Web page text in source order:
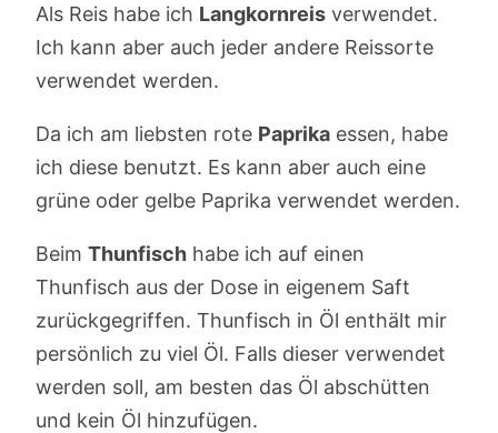
Als Reis habe ich Langkornreis verwendet.
Ich kann aber auch jeder andere Reissorte
verwendet werden.
Da ich am liebsten rote Paprika essen, habe
ich diese benutzt. Es kann aber auch eine
grüne oder gelbe Paprika verwendet werden.
Beim Thunfisch habe ich auf einen
Thunfisch aus der Dose in eigenem Saft
zurückgegriffen. Thunfisch in Öl enthält mir
persönlich zu viel Öl. Falls dieser verwendet
werden soll, am besten das Öl abschütten
und kein Öl hinzufügen.